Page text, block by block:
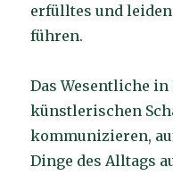
erfülltes und
führen.
Das Wesentliche in
künstlerischen
kommunizieren,
Dinge des Alltags